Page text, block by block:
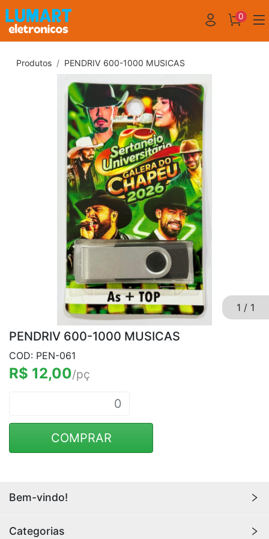
0
Produtos PENDRIV 600-1000 MUSICAS
1 / 1
PENDRIV 600-1000 MUSICAS
COD: PEN-061
R$ 12,00/pç
COMPRAR
Bem-vindo!
de envio não estão inclusos.
Categorias